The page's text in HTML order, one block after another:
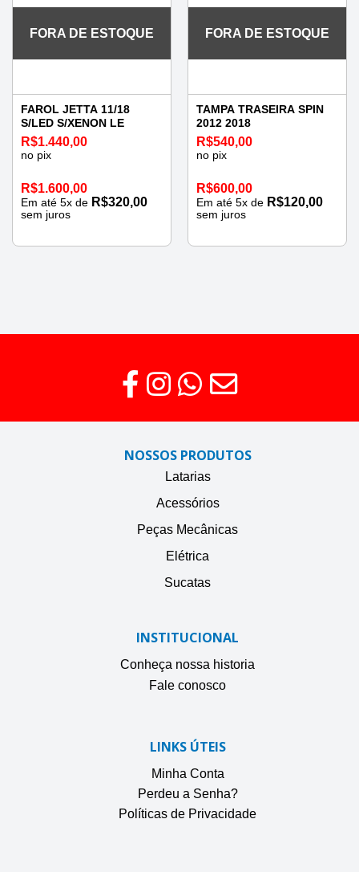
FORA DE ESTOQUE
FAROL JETTA 11/18
S/LED S/XENON LE
R$1.440,00
no pix
R$1.600,00
Em até 5x de R$320,00
sem juros
FORA DE ESTOQUE
TAMPA TRASEIRA SPIN
2012 2018
R$540,00
no pix
R$600,00
Em até 5x de R$120,00
sem juros
NOSSOS PRODUTOS
Latarias
Acessórios
Peças Mecânicas
Elétrica
Sucatas
INSTITUCIONAL
Conheça nossa historia
Fale conosco
LINKS ÚTEIS
Minha Conta
Perdeu a Senha?
Políticas de Privacidade